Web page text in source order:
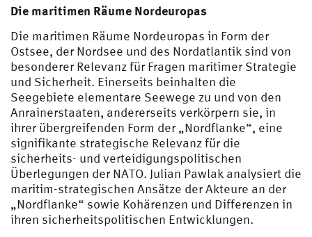
by
tt
Ha
rdy
on
un
spl
as
h
Die maritimen Räume Nordeuropas
Die maritimen Räume Nordeuropas in Form der
Ostsee, der Nordsee und des Nordatlantik sind von
besonderer Relevanz für Fragen maritimer Strategie
und Sicherheit. Einerseits beinhalten die
Seegebiete elementare Seewege zu und von den
Anrainerstaaten, andererseits verkörpern sie, in
ihrer übergreifenden Form der „Nordflanke“, eine
signifikante strategische Relevanz für die
sicherheits- und verteidigungspolitischen
Überlegungen der NATO. Julian Pawlak analysiert die
maritim-strategischen Ansätze der Akteure an der
„Nordflanke“ sowie Kohärenzen und Differenzen in
ihren sicherheitspolitischen Entwicklungen.